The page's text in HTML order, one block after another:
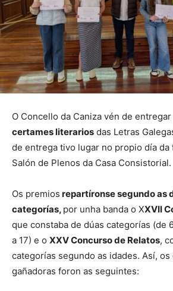
O Concello da Caniza vén de entregar
certames literarios das Letras
de entrega tivo lugar no propio día da
Salón de Plenos da Casa Consistorial.
Os premios repartíronse segundo as
categorías, por unha banda o XXVII
que constaba de dúas categorías (de
a 17) e o XXV Concurso de Relatos,
categorías segundo as idades. Así, os
gañadoras foron as seguintes: